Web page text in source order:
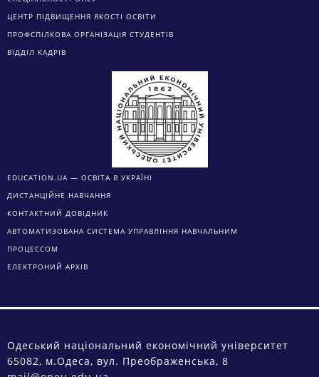
ЦЕНТР ПІДВИЩЕННЯ ЯКОСТІ ОСВІТИ
ПРОФСПІЛКОВА ОРГАНІЗАЦІЯ СТУДЕНТІВ
ВІДДІЛ КАДРІВ
EDUCATION.UA — ОСВІТА В УКРАЇНІ
ДИСТАНЦІЙНЕ НАВЧАННЯ
КОНТАКТНИЙ ДОВІДНИК
АВТОМАТИЗОВАНА СИСТЕМА УПРАВЛІННЯ НАВЧАЛЬНИМ
ПРОЦЕССОМ
ЕЛЕКТРОНИЙ АРХІВ
Одеський національний економічний університет
65082, м.Одеса, вул. Преображенська, 8